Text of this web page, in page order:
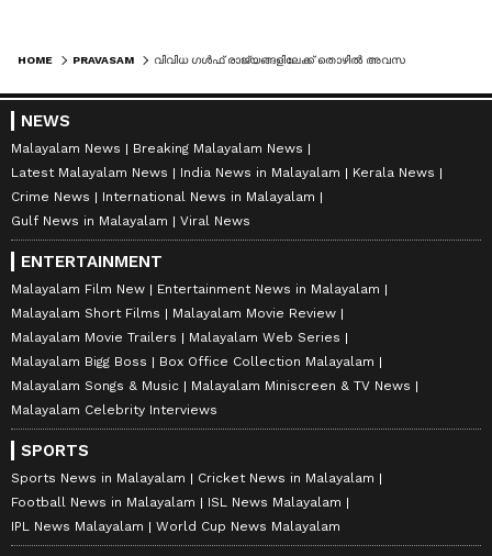
HOME PRAVASAM
NEWS
Malayalam News
Breaking Malayalam News
Latest Malayalam News
India News in Malayalam
Kerala News
Crime News
International News in Malayalam
Gulf News in Malayalam
Viral News
ENTERTAINMENT
Malayalam Film New
Entertainment News in Malayalam
Malayalam Short Films
Malayalam Movie Review
Malayalam Movie Trailers
Malayalam Web Series
Malayalam Bigg Boss
Box Office Collection Malayalam
Malayalam Songs & Music
Malayalam Miniscreen & TV News
Malayalam Celebrity Interviews
SPORTS
Sports News in Malayalam
Cricket News in Malayalam
Football News in Malayalam
ISL News Malayalam
IPL News Malayalam
World Cup News Malayalam